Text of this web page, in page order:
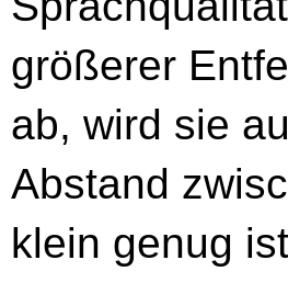
größerer
ab, wird sie
Abstand
klein genug